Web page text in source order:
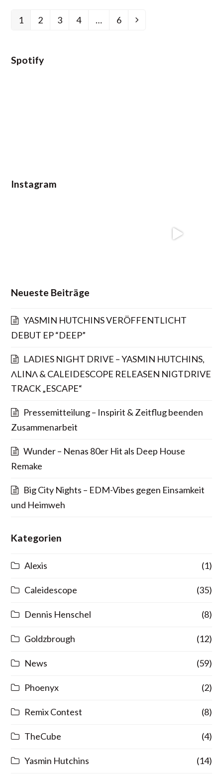
Seite
1 Seite
2 Seite
3 Seite
4 … Seite
6 Vorwärts
Spotify
Instagram
Neueste Beiträge
YASMIN HUTCHINS VERÖFFENTLICHT
DEBUT EP “DEEP”
LADIES NIGHT DRIVE – YASMIN HUTCHINS,
ΛLINΛ & CALEIDESCOPE RELEASEN NIGTDRIVE
TRACK „ESCAPE“
Pressemitteilung – Inspirit & Zeitflug beenden
Zusammenarbeit
Wunder – Nenas 80er Hit als Deep House
Remake
Big City Nights – EDM-Vibes gegen Einsamkeit
und Heimweh
Kategorien
Alexis (1)
Caleidescope (35)
Dennis Henschel (8)
Goldzbrough (12)
News (59)
Phoenyx (2)
Remix Contest (8)
TheCube (4)
Yasmin Hutchins (14)